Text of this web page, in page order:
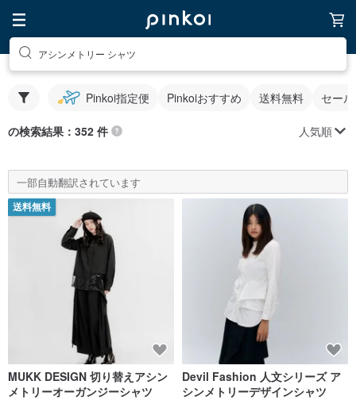
アシンメトリー シャツ
Pinkoi指定便 Pinkoiおすすめ 送料無料 セー
の検索結果：352 件 人気順
一部自動翻訳されています
送料無料
MUKK DESIGN 切り替えアシン
メトリーオーガンジーシャツ
Devil Fashion 人文シリーズ ア
シンメトリーデザインシャツ